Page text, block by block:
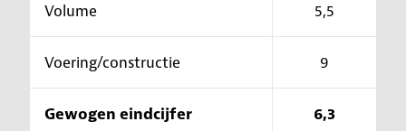
Volume 5,5
Voering/constructie 9
Gewogen eindcijfer 6,3